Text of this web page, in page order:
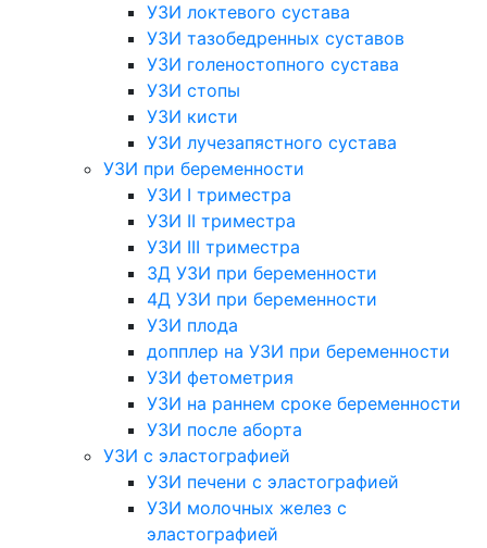
УЗИ локтевого сустава
УЗИ тазобедренных суставов
УЗИ голеностопного сустава
УЗИ стопы
УЗИ кисти
УЗИ лучезапястного сустава
УЗИ при беременности
УЗИ I триместра
УЗИ II триместра
УЗИ III триместра
3Д УЗИ при беременности
4Д УЗИ при беременности
УЗИ плода
допплер на УЗИ при беременности
УЗИ фетометрия
УЗИ на раннем сроке беременности
УЗИ после аборта
УЗИ с эластографией
УЗИ печени с эластографией
УЗИ молочных желез с
эластографией